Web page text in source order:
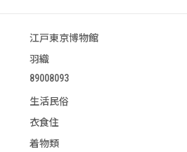
江戸東京博物館
羽織
89008093
生活民俗
衣食住
着物類